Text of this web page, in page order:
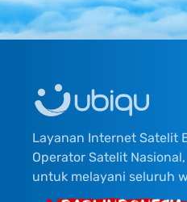
Layanan Internet Satelit
Operator Satelit
untuk melayani seluruh